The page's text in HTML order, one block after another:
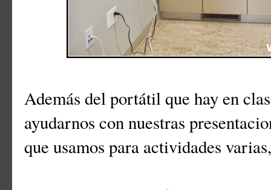
Además del portátil que hay en
ayudarnos con nuestras
que usamos para actividades